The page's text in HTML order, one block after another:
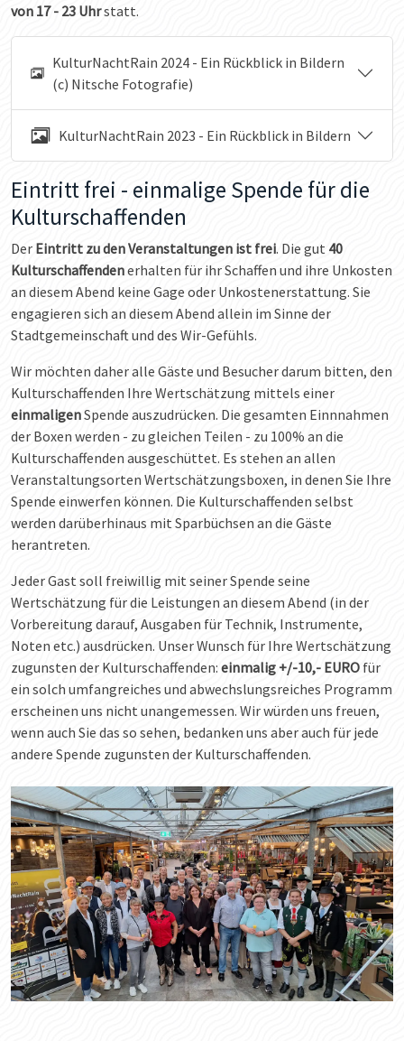
von 17 - 23 Uhrstatt.
KulturNachtRain 2024 - Ein Rückblick in Bildern
(c) Nitsche Fotografie)
KulturNachtRain 2023 - Ein Rückblick in Bildern
Eintritt frei - einmalige Spende für die
Kulturschaffenden
Der Eintritt zu den Veranstaltungen ist frei. Die gut 40
Kulturschaffendenerhalten für ihr Schaffen und ihre Unkosten
an diesem Abend keine Gage oder Unkostenerstattung. Sie
engagieren sich an diesem Abend allein im Sinne der
Stadtgemeinschaft und des Wir-Gefühls.
Wir möchten daher alle Gäste und Besucher darum bitten, den
Kulturschaffenden Ihre Wertschätzung mittels einer
einmaligenSpende auszudrücken. Die gesamten Einnnahmen
der Boxen werden - zu gleichen Teilen - zu 100% an die
Kulturschaffenden ausgeschüttet. Es stehen an allen
Veranstaltungsorten Wertschätzungsboxen, in denen Sie Ihre
Spende einwerfen können. Die Kulturschaffenden selbst
werden darüberhinaus mit Sparbüchsen an die Gäste
herantreten.
Jeder Gast soll freiwillig mit seiner Spende seine
Wertschätzung für die Leistungen an diesem Abend (in der
Vorbereitung darauf, Ausgaben für Technik, Instrumente,
Noten etc.) ausdrücken. Unser Wunsch für Ihre Wertschätzung
zugunsten der Kulturschaffenden: einmalig +/-10,- EURO für
ein solch umfangreiches und abwechslungsreiches Programm
erscheinen uns nicht unangemessen. Wir würden uns freuen,
wenn auch Sie das so sehen, bedanken uns aber auch für jede
andere Spende zugunsten der Kulturschaffenden.